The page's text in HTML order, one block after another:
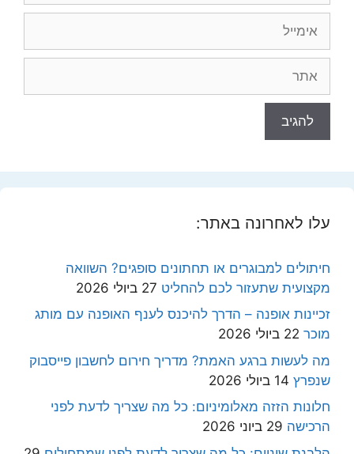
עלו לאחרונה באתר:
חיתולים למבוגרים או תחתונים סופגים? השוואה
מקצועית שתעזור לכם להחליט 27 ביולי 2026
זכיינות אופנה – הדרך להיכנס לענף האופנה עם מותג
מוכר 22 ביולי 2026
מה לעשות ברגע האמת? מדריך חירום לחשבון פייסבוק
שנפרץ 14 ביולי 2026
חלונות הזזה מאלומיניום: כל מה שצריך לדעת לפני
הרכישה 29 ביוני 2026